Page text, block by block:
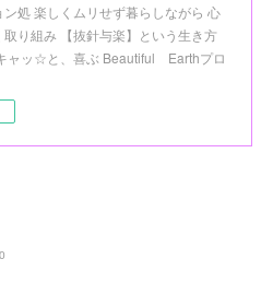
ン処 楽しくムリせず暮らしながら 心
取り組み 【抜針与楽】という生き方
ャッ☆と、喜ぶ Beautiful Earthプロ